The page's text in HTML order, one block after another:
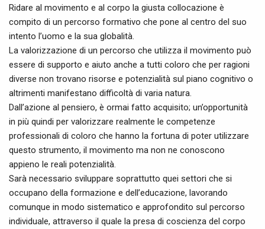
Ridare al movimento e al corpo la giusta collocazione è
compito di un percorso formativo che pone al centro del suo
intento l’uomo e la sua globalità.
La valorizzazione di un percorso che utilizza il movimento può
essere di supporto e aiuto anche a tutti coloro che per ragioni
diverse non trovano risorse e potenzialità sul piano cognitivo o
altrimenti manifestano difficoltà di varia natura.
Dall’azione al pensiero, è ormai fatto acquisito; un’opportunità
in più quindi per valorizzare realmente le competenze
professionali di coloro che hanno la fortuna di poter utilizzare
questo strumento, il movimento ma non ne conoscono
appieno le reali potenzialità.
Sarà necessario sviluppare soprattutto quei settori che si
occupano della formazione e dell’educazione, lavorando
comunque in modo sistematico e approfondito sul percorso
individuale, attraverso il quale la presa di coscienza del corpo